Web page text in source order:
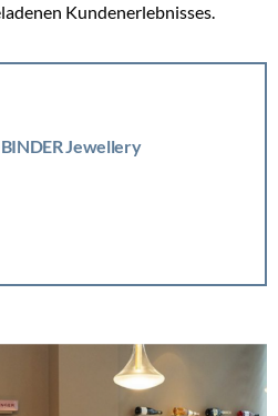
Kundenerlebnisses.
BINDER Jewellery